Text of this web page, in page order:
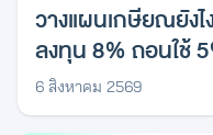
วางแผนเกษียณยังไ
ลงทุน 8% ถอนใช้
6 สิงหาคม 2569